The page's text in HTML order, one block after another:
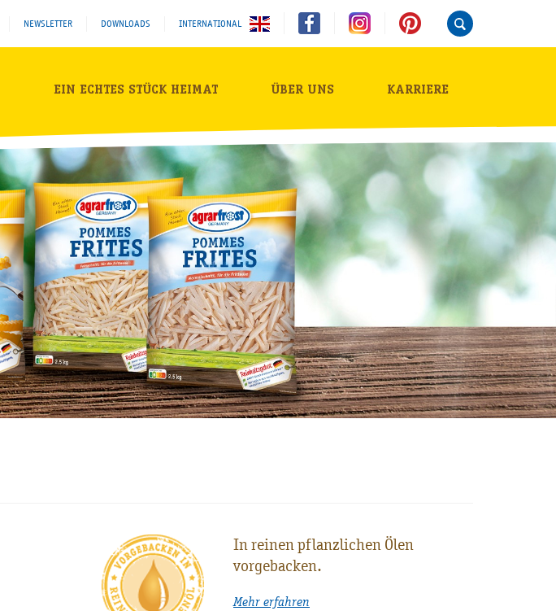
NEWSLETTER DOWNLOADS INTERNATIONAL
EIN ECHTES STÜCK HEIMAT ÜBER UNS KARRIERE
In reinen pflanzlichen Ölen
vorgebacken.
Mehr erfahren